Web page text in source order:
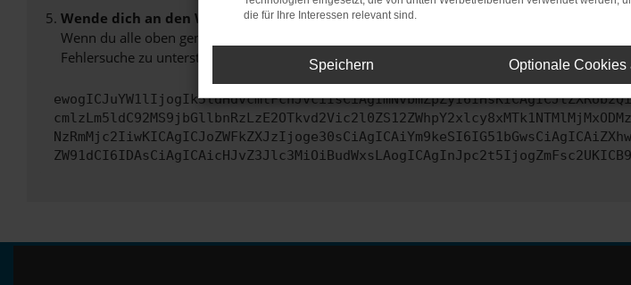
Wende dich an den Webseitenbetreiber.
Wenn du alle oben genannten Schritte versucht hast, kontaktiere uns bitte. Wir werden
Fehlersuche zu unterstützen:
die für Ihre Interessen relevant sind.
Speichern Optionale Cookies